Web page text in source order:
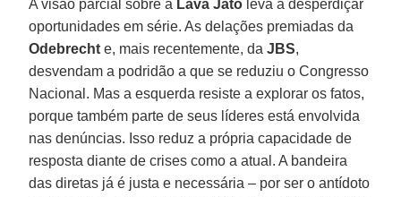
A visão parcial sobre a Lava Jato leva a desperdiçar
oportunidades em série. As delações premiadas da
Odebrecht e, mais recentemente, daJBS,
desvendam a podridão a que se reduziu o Congresso
Nacional. Mas a esquerda resiste a explorar os fatos,
porque também parte de seus líderes está envolvida
nas denúncias. Isso reduz a própria capacidade de
resposta diante de crises como a atual. A bandeira
das diretas já é justa e necessária – por ser o antídoto